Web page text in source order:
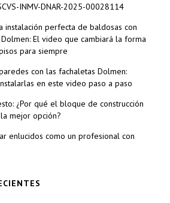
INMV-DNAR-2025-00028114
instalación perfecta de baldosas con
El video que cambiará la forma
para siempre
con las fachaletas Dolmen:
en este video paso a paso
¿Por qué el bloque de construcción
mejor opción?
enlucidos como un profesional con